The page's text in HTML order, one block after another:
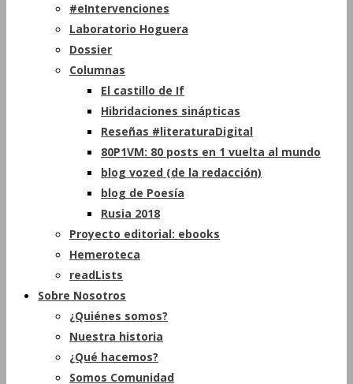
#eIntervenciones
Laboratorio Hoguera
Dossier
Columnas
El castillo de If
Hibridaciones sinápticas
Reseñas #literaturaDigital
80P1VM: 80 posts en 1 vuelta al mundo
blog vozed (de la redacción)
blog de Poesía
Rusia 2018
Proyecto editorial: ebooks
Hemeroteca
readLists
Sobre Nosotros
¿Quiénes somos?
Nuestra historia
¿Qué hacemos?
Somos Comunidad